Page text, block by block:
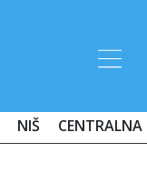
NIŠ CENTRALNA